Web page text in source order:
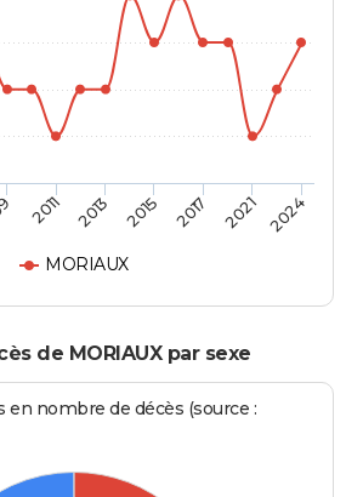
MORIAUX
2011 2013 2015 2017 2021 2024
de MORIAUX par sexe
nombre de décès (source :